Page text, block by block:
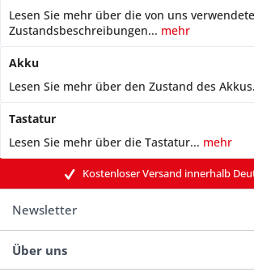
Lesen Sie mehr über die von uns
Zustandsbeschreibungen... mehr
Akku
Lesen Sie mehr über den Zustand des
Tastatur
Lesen Sie mehr über die Tastatur... mehr
Kostenloser Versand innerhalb
Newsletter
Über uns